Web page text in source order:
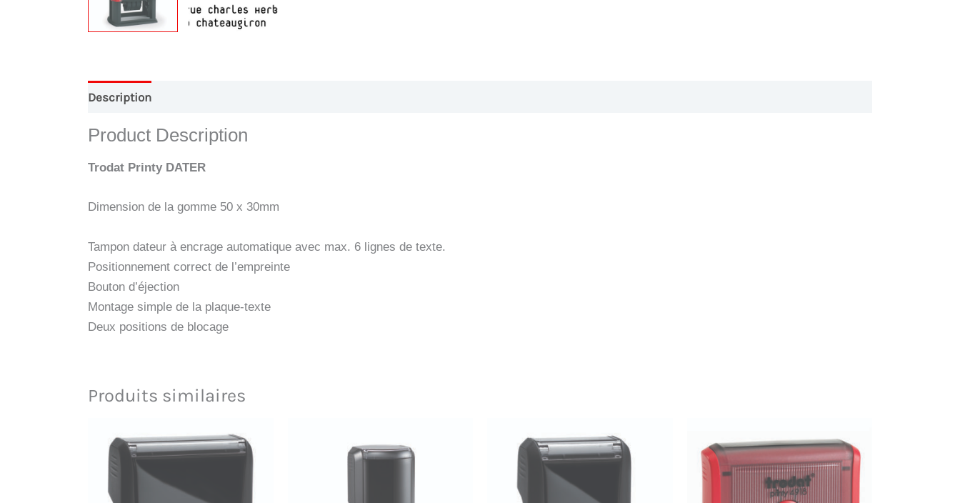
Description
Product Description
Trodat Printy DATER
Dimension de la gomme 50 x 30mm
Tampon dateur à encrage automatique avec max. 6 lignes de texte.
Positionnement correct de l’empreinte
Bouton d’éjection
Montage simple de la plaque-texte
Deux positions de blocage
Produits similaires